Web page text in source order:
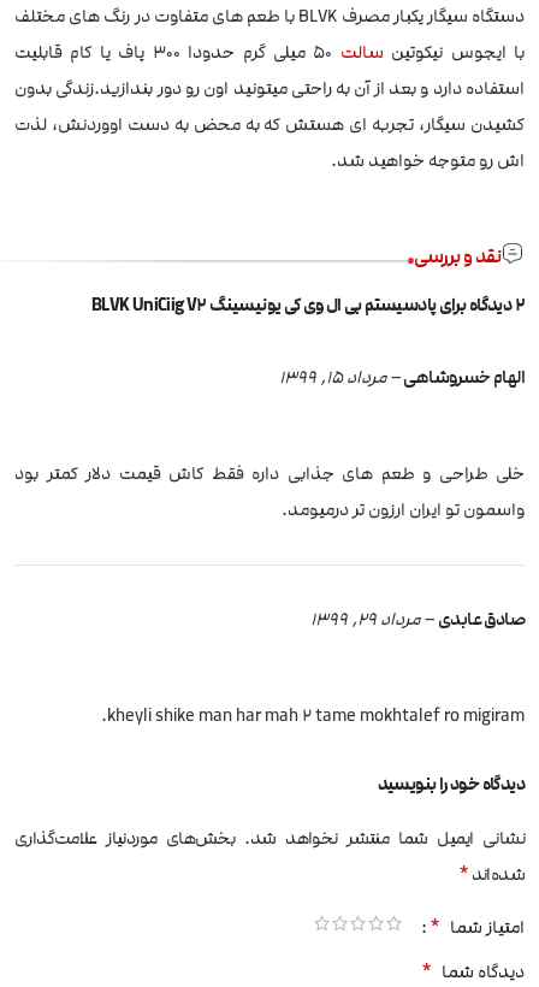
دستگاه سیگار یکبار مصرف BLVK با طعم های متفاوت در رنگ های مختلف
با ایجوس نیکوتین سالت
50 میلی گرم حدودا 300 پاف یا کام قابلیت
استفاده دارد و بعد از آن به راحتی میتونید اون رو دور بندازید.زندگی بدون
کشیدن سیگار، تجربه ای هستش که به محض به دست اووردنش، لذت
اش رو متوجه خواهید شد.
نقد و بررسی
2 دیدگاه برای پادسیستم بی ال وی کی یونیسینگ BLVK UniCiig V2
الهام خسروشاهی– مرداد 15, 1399
خلی طراحی و طعم های جذابی داره فقط کاش قیمت دلار کمتر بود
واسمون تو ایران ارزون تر درمیومد.
صادق عابدی–مرداد 29, 1399
kheyli shike man har mah 2 tame mokhtalef ro migiram.
دیدگاه خود را بنویسید
نشانی ایمیل شما منتشر نخواهد شد. بخش‌های موردنیاز علامت‌گذاری
شده‌اند*
امتیاز شما *
دیدگاه شما *